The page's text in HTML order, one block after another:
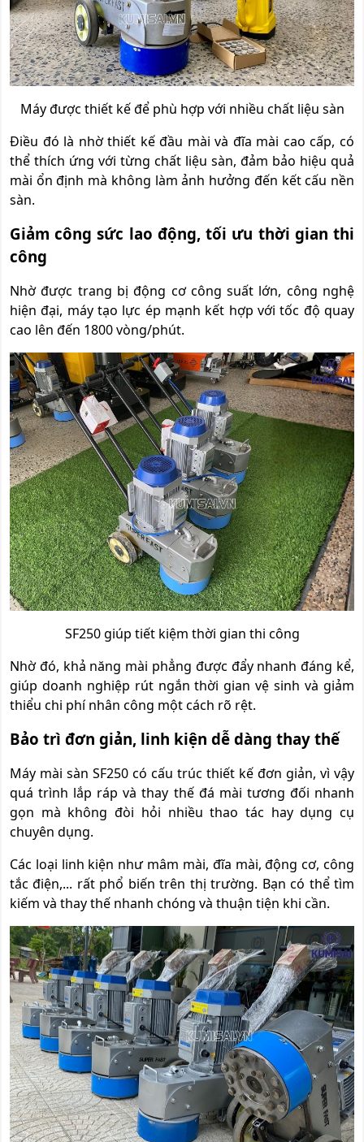
Máy được thiết kế để phù hợp với nhiều chất liệu sàn
Điều đó là nhờ thiết kế đầu mài và đĩa mài cao cấp, có
thể thích ứng với từng chất liệu sàn, đảm bảo hiệu quả
mài ổn định mà không làm ảnh hưởng đến kết cấu nền
sàn.
Giảm công sức lao động, tối ưu thời gian thi
công
Nhờ được trang bị động cơ công suất lớn, công nghệ
hiện đại, máy tạo lực ép mạnh kết hợp với tốc độ quay
cao lên đến 1800 vòng/phút.
SF250 giúp tiết kiệm thời gian thi công
Nhờ đó, khả năng mài phẳng được đẩy nhanh đáng kể,
giúp doanh nghiệp rút ngắn thời gian vệ sinh và giảm
thiểu chi phí nhân công một cách rõ rệt.
Bảo trì đơn giản, linh kiện dễ dàng thay thế
Máy mài sàn SF250 có cấu trúc thiết kế đơn giản, vì vậy
quá trình lắp ráp và thay thế đá mài tương đối nhanh
gọn mà không đòi hỏi nhiều thao tác hay dụng cụ
chuyên dụng.
Các loại linh kiện như mâm mài, đĩa mài, động cơ, công
tắc điện,... rất phổ biến trên thị trường. Bạn có thể tìm
kiếm và thay thế nhanh chóng và thuận tiện khi cần.